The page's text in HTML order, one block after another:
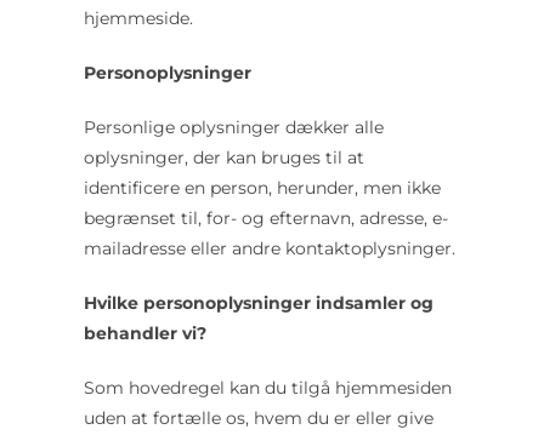
hjemmeside.
Personoplysninger
Personlige oplysninger dækker alle
oplysninger, der kan bruges til at
identificere en person, herunder, men ikke
begrænset til, for- og efternavn, adresse, e-
mailadresse eller andre kontaktoplysninger.
Hvilke personoplysninger indsamler og
behandler vi?
Som hovedregel kan du tilgå hjemmesiden
uden at fortælle os, hvem du er eller give